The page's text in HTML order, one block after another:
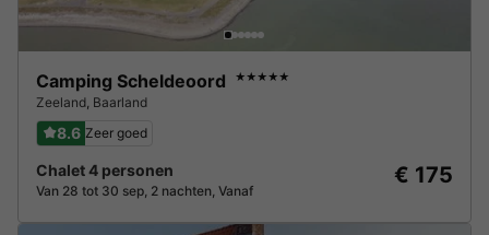
Camping Scheldeoord ★★★★★
Zeeland Baarland
8.6 Zeer goed
Chalet 4 personen
Van 28 tot 30 sep, 2 nachten, Vanaf
€ 175